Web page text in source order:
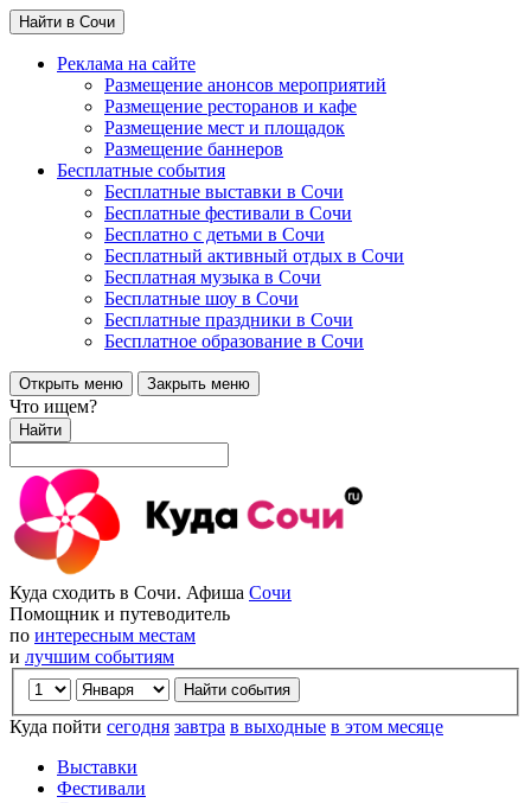
Найти в Сочи
Реклама на сайте
Размещение анонсов мероприятий
Размещение ресторанов и кафе
Размещение мест и площадок
Размещение баннеров
Бесплатные события
Бесплатные выставки в Сочи
Бесплатные фестивали в Сочи
Бесплатно с детьми в Сочи
Бесплатный активный отдых в Сочи
Бесплатная музыка в Сочи
Бесплатные шоу в Сочи
Бесплатные праздники в Сочи
Бесплатное образование в Сочи
Открыть меню Закрыть меню
Что ищем?
Найти
Куда сходить в Сочи. Афиша Сочи
Помощник и путеводитель
по интересным местам
и лучшим событиям
Куда пойти сегодня завтра в выходные в этом месяце
Выставки
Фестивали